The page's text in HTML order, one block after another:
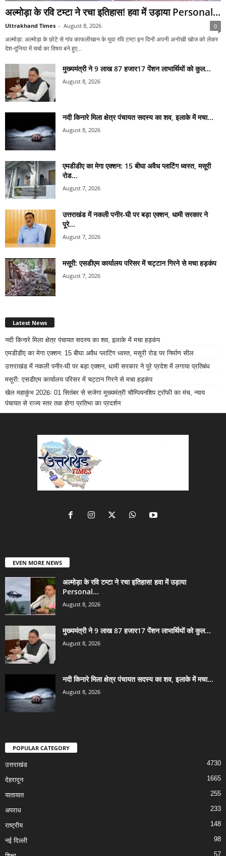
अल्मोड़ा के रवि टम्टा ने रचा इतिहास! हवा में उड़ाया Personal...
Uttrakhand Times - August 8, 2026 0
अल्मोड़ा: अल्मोड़ा के छोटे से गांव काफलीखान के युवा रवि टम्टा इन दिनों अपनी अनोखी खोज को लेकर
देश-दुनिया में चर्चा का विषय बने हुए...
मुख्यमंत्री ने 9 लाख 87 हजार17 पेंशन लाभार्थियों को कुल...
August 8, 2026
नदी किनारे मिला क्षेत्र पंचायत सदस्य का शव, इलाके में मचा...
August 8, 2026
एमडीडीए का मेगा एक्शन: 15 बीघा अवैध प्लाटिंग ध्वस्त, मसूरी
रोड...
August 7, 2026
उत्तराखंड में नकली पनीर-घी पर बड़ा एक्शन, धामी सरकार ने
पूरे...
August 7, 2026
मसूरी: एसडीएम कार्यालय परिसर में चट्टान गिरने से मचा हड़कंप
August 7, 2026
Latest News
नदी किनारे मिला क्षेत्र पंचायत सदस्य का शव, इलाके में मचा हड़कंप
एमडीडीए का मेगा एक्शन: 15 बीघा अवैध प्लाटिंग ध्वस्त, मसूरी रोड पर निर्माण सील
उत्तराखंड में नकली पनीर-घी पर बड़ा एक्शन, धामी सरकार ने पूरे प्रदेश में लगाया प्रतिबंध
मसूरी: एसडीएम कार्यालय परिसर में चट्टान गिरने से मचा हड़कंप
खेल महाकुंभ 2026ः 01 सितंबर से सजेगा मुख्यमंत्री चौम्पियनशिप ट्रॉफी का मंच, न्याय
पंचायत से राज्य स्तर तक होगा प्रतिभा का प्रदर्शन
EVEN MORE NEWS
अल्मोड़ा के रवि टम्टा ने रचा इतिहास! हवा में उड़ाया
Personal...
August 8, 2026
मुख्यमंत्री ने 9 लाख 87 हजार17 पेंशन लाभार्थियों को कुल...
August 8, 2026
नदी किनारे मिला क्षेत्र पंचायत सदस्य का शव, इलाके में मचा...
August 8, 2026
POPULAR CATEGORY
उत्तराखंड 4730
देहरादून 1665
यातायात 255
अपराध 233
राष्ट्रीय 148
नई दिल्ली 98
57